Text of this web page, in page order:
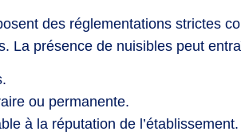
des réglementations strictes
La présence de nuisibles peut
ou permanente.
à la réputation de l’établissement.